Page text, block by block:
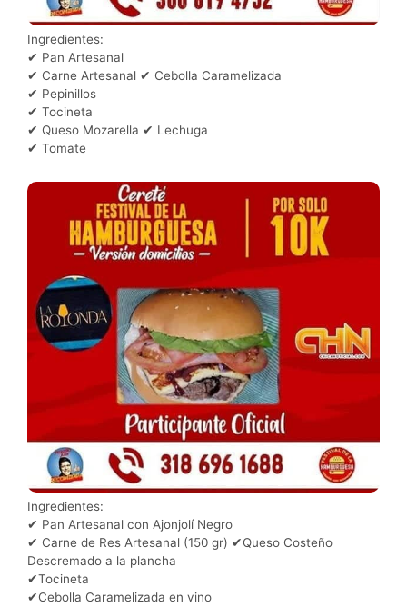
Ingredientes:
✔ Pan Artesanal
✔ Carne Artesanal ✔ Cebolla Caramelizada
✔ Pepinillos
✔ Tocineta
✔ Queso Mozarella ✔ Lechuga
✔ Tomate
Ingredientes:
✔ Pan Artesanal con Ajonjolí Negro
✔ Carne de Res Artesanal (150 gr) ✔Queso Costeño
Descremado a la plancha
✔Tocineta
✔Cebolla Caramelizada en vino